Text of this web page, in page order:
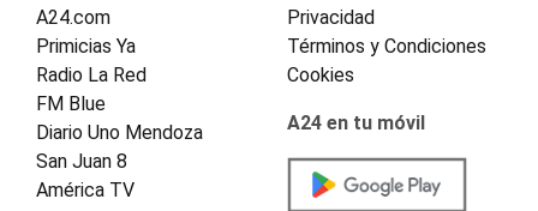
A24.com
Primicias Ya
Radio La Red
FM Blue
Diario Uno Mendoza
San Juan 8
América TV
Privacidad
Términos y Condiciones
Cookies
A24 en tu móvil